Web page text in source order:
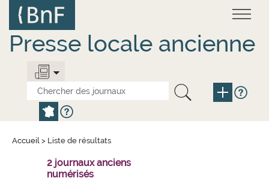
contenu
principal
Presse locale ancienne
Accueil > Liste de résultats
2 journaux anciens
numérisés
Panneau de gestion des cookies